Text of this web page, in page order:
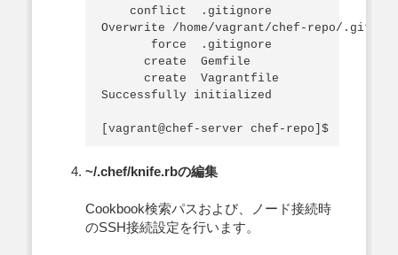
    conflict  .gitignore
Overwrite /home/vagrant/chef-repo/
       force  .gitignore
      create  Gemfile
      create  Vagrantfile
Successfully initialized
~/.chef/knife.rbの編集
Cookbook検索パスおよび、ノード接続時
のSSH接続設定を行います。